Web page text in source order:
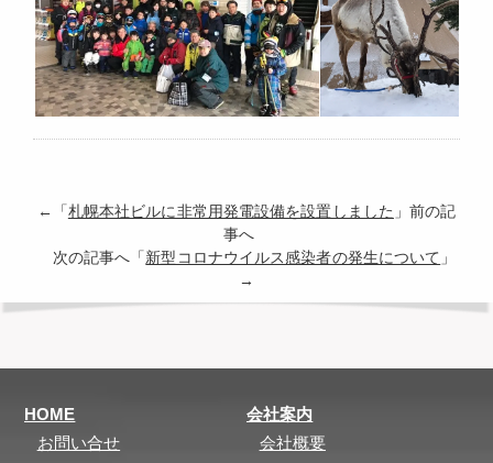
←「 札幌本社ビルに非常用発電設備を設置しました 」前の記
事へ
次の記事へ「 新型コロナウイルス感染者の発生について 」
→
HOME
お問い合せ
会社案内
会社概要